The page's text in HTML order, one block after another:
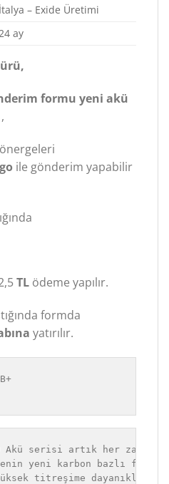
İtalya – Exide Üretimi
ay
formu yeni akü
,
ile gönderim yapabilir
TL ödeme yapılır.
formda
yatırılır.
Akü serisi artık her
yeni karbon bazlı
titreşime dayanıklı)